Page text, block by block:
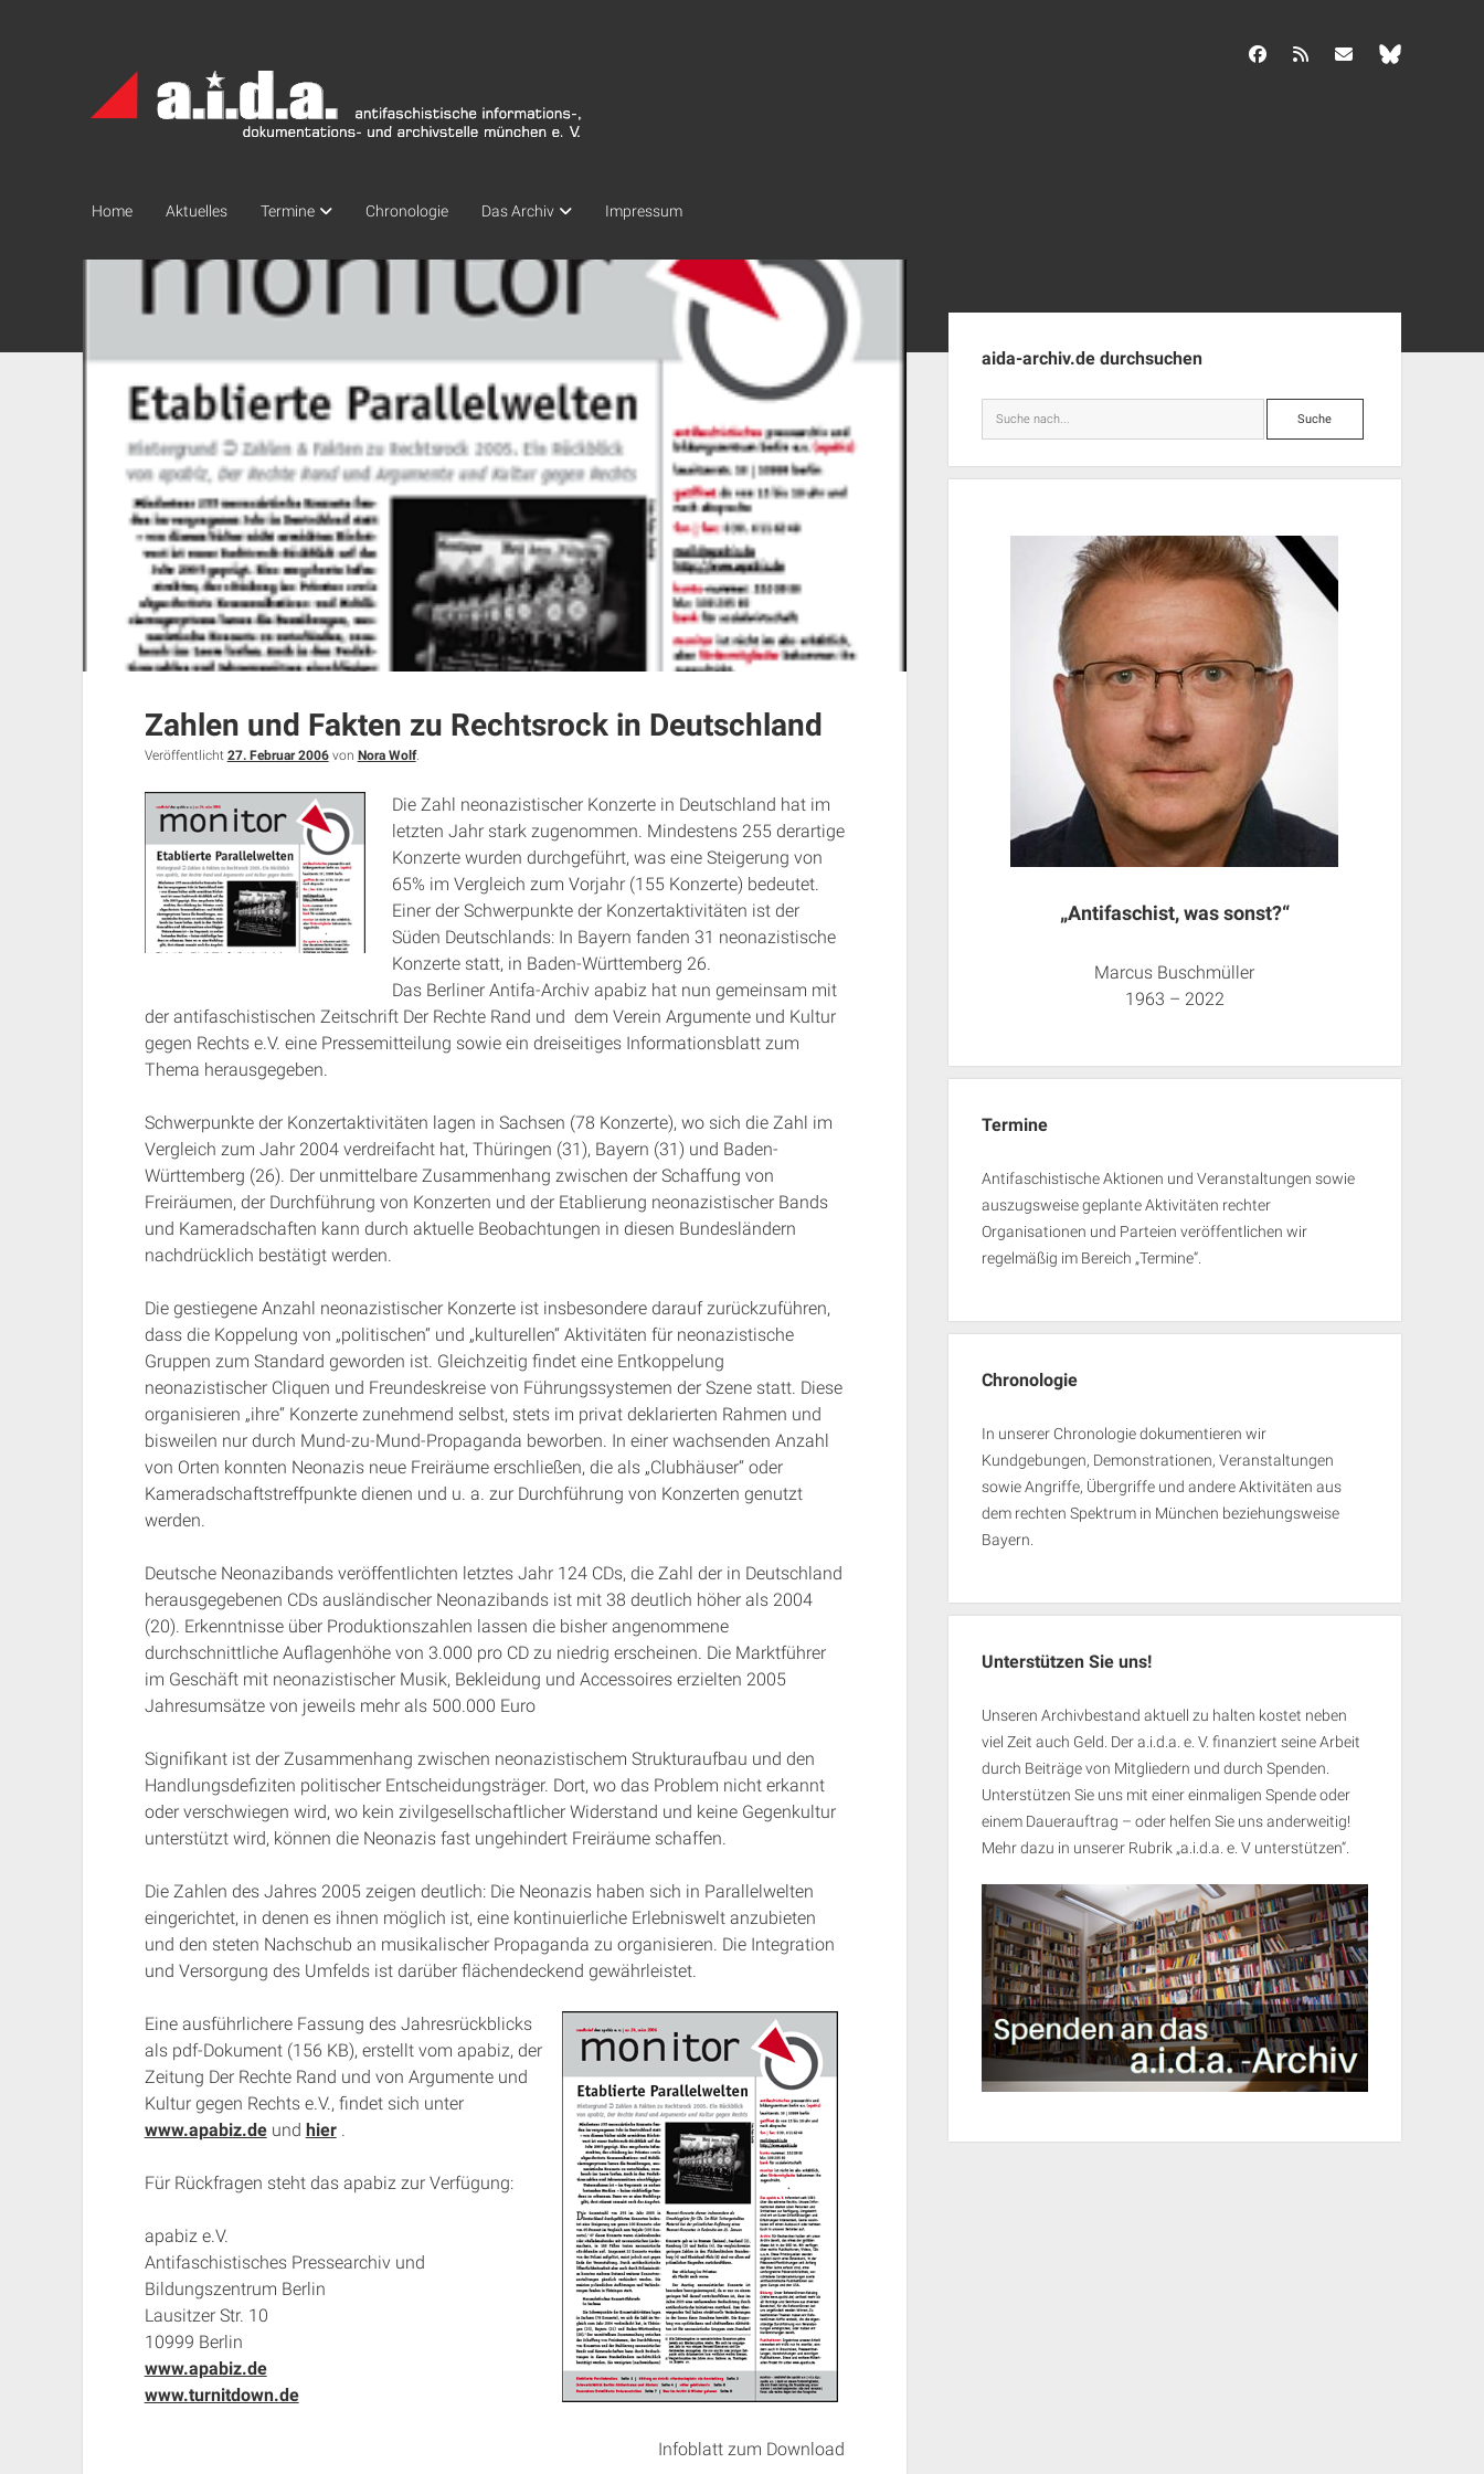
Archiv
München
facebook info@aida-archiv.de
Home Aktuelles Termine Chronologie Das Archiv Impressum
Zahlen und Fakten zu Rechtsrock in Deutschland
Veröffentlicht 27. Februar 2006von Nora Wolf.
Die Zahl neonazistischer Konzerte in Deutschland hat im
letzten Jahr stark zugenommen. Mindestens 255 derartige
Konzerte wurden durchgeführt, was eine Steigerung von
65% im Vergleich zum Vorjahr (155 Konzerte) bedeutet.
Einer der Schwerpunkte der Konzertaktivitäten ist der
Süden Deutschlands: In Bayern fanden 31 neonazistische
Konzerte statt, in Baden-Württemberg 26.
Das Berliner Antifa-Archiv apabiz hat nun gemeinsam mit
der antifaschistischen Zeitschrift Der Rechte Rand und dem Verein Argumente und Kultur
gegen Rechts e.V. eine Pressemitteilung sowie ein dreiseitiges Informationsblatt zum
Thema herausgegeben.
Schwerpunkte der Konzertaktivitäten lagen in Sachsen (78 Konzerte), wo sich die Zahl im
Vergleich zum Jahr 2004 verdreifacht hat, Thüringen (31), Bayern (31) und Baden-
Württemberg (26). Der unmittelbare Zusammenhang zwischen der Schaffung von
Freiräumen, der Durchführung von Konzerten und der Etablierung neonazistischer Bands
und Kameradschaften kann durch aktuelle Beobachtungen in diesen Bundesländern
nachdrücklich bestätigt werden.
Die gestiegene Anzahl neonazistischer Konzerte ist insbesondere darauf zurückzuführen,
dass die Koppelung von „politischen“ und „kulturellen“ Aktivitäten für neonazistische
Gruppen zum Standard geworden ist. Gleichzeitig findet eine Entkoppelung
neonazistischer Cliquen und Freundeskreise von Führungssystemen der Szene statt. Diese
organisieren „ihre“ Konzerte zunehmend selbst, stets im privat deklarierten Rahmen und
bisweilen nur durch Mund-zu-Mund-Propaganda beworben. In einer wachsenden Anzahl
von Orten konnten Neonazis neue Freiräume erschließen, die als „Clubhäuser“ oder
Kameradschaftstreffpunkte dienen und u. a. zur Durchführung von Konzerten genutzt
werden.
Deutsche Neonazibands veröffentlichten letztes Jahr 124 CDs, die Zahl der in Deutschland
herausgegebenen CDs ausländischer Neonazibands ist mit 38 deutlich höher als 2004
(20). Erkenntnisse über Produktionszahlen lassen die bisher angenommene
durchschnittliche Auflagenhöhe von 3.000 pro CD zu niedrig erscheinen. Die Marktführer
im Geschäft mit neonazistischer Musik, Bekleidung und Accessoires erzielten 2005
Jahresumsätze von jeweils mehr als 500.000 Euro
Signifikant ist der Zusammenhang zwischen neonazistischem Strukturaufbau und den
Handlungsdefiziten politischer Entscheidungsträger. Dort, wo das Problem nicht erkannt
oder verschwiegen wird, wo kein zivilgesellschaftlicher Widerstand und keine Gegenkultur
unterstützt wird, können die Neonazis fast ungehindert Freiräume schaffen.
Die Zahlen des Jahres 2005 zeigen deutlich: Die Neonazis haben sich in Parallelwelten
eingerichtet, in denen es ihnen möglich ist, eine kontinuierliche Erlebniswelt anzubieten
und den steten Nachschub an musikalischer Propaganda zu organisieren. Die Integration
und Versorgung des Umfelds ist darüber flächendeckend gewährleistet.
Infoblatt zum Download
Eine ausführlichere Fassung des Jahresrückblicks
als pdf-Dokument (156 KB), erstellt vom apabiz, der
Zeitung Der Rechte Rand und von Argumente und
Kultur gegen Rechts e.V., findet sich unter
www.apabiz.deund hier.
Für Rückfragen steht das apabiz zur Verfügung:
apabiz e.V.
Antifaschistisches Pressearchiv und
Bildungszentrum Berlin
Lausitzer Str. 10
10999 Berlin
www.apabiz.de
www.turnitdown.de
aida-archiv.de durchsuchen
Suche
„Antifaschist, was sonst?“
Marcus Buschmüller
1963 – 2022
Termine
Antifaschistische Aktionen und Veranstaltungen sowie
auszugsweise geplante Aktivitäten rechter
Organisationen und Parteien veröffentlichen wir
regelmäßig im Bereich „Termine“.
Chronologie
In unserer Chronologie dokumentieren wir
Kundgebungen, Demonstrationen, Veranstaltungen
sowie Angriffe, Übergriffe und andere Aktivitäten aus
dem rechten Spektrum in München beziehungsweise
Bayern.
Unterstützen Sie uns!
Unseren Archivbestand aktuell zu halten kostet neben
viel Zeit auch Geld. Der a.i.d.a. e. V. finanziert seine Arbeit
durch Beiträge von Mitgliedern und durch Spenden.
Unterstützen Sie uns mit einer einmaligen Spende oder
einem Dauerauftrag – oder helfen Sie uns anderweitig!
Mehr dazu in unserer Rubrik „a.i.d.a. e. V unterstützen“.